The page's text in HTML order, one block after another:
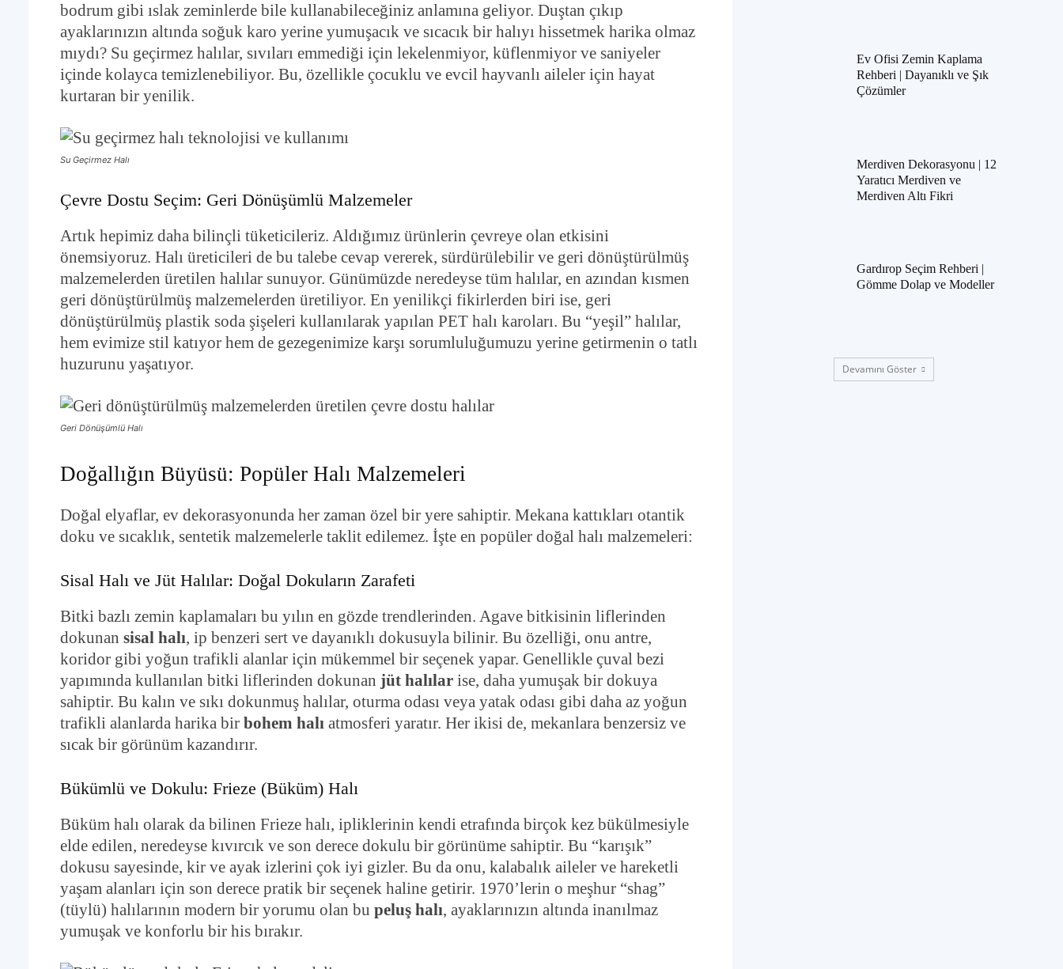
bodrum gibi ıslak zeminlerde bile kullanabileceğiniz anlamına geliyor. Duştan çıkıp
ayaklarınızın altında soğuk karo yerine yumuşacık ve sıcacık bir halıyı hissetmek harika olmaz
mıydı? Su geçirmez halılar, sıvıları emmediği için lekelenmiyor, küflenmiyor ve saniyeler
içinde kolayca temizlenebiliyor. Bu, özellikle çocuklu ve evcil hayvanlı aileler için hayat
kurtaran bir yenilik.
Su Geçirmez Halı
Çevre Dostu Seçim: Geri Dönüşümlü Malzemeler
Artık hepimiz daha bilinçli tüketicileriz. Aldığımız ürünlerin çevreye olan etkisini
önemsiyoruz. Halı üreticileri de bu talebe cevap vererek, sürdürülebilir ve geri dönüştürülmüş
malzemelerden üretilen halılar sunuyor. Günümüzde neredeyse tüm halılar, en azından kısmen
geri dönüştürülmüş malzemelerden üretiliyor. En yenilikçi fikirlerden biri ise, geri
dönüştürülmüş plastik soda şişeleri kullanılarak yapılan PET halı karoları. Bu “yeşil” halılar,
hem evimize stil katıyor hem de gezegenimize karşı sorumluluğumuzu yerine getirmenin o tatlı
huzurunu yaşatıyor.
Geri Dönüşümlü Halı
Doğallığın Büyüsü: Popüler Halı Malzemeleri
Doğal elyaflar, ev dekorasyonunda her zaman özel bir yere sahiptir. Mekana kattıkları otantik
doku ve sıcaklık, sentetik malzemelerle taklit edilemez. İşte en popüler doğal halı malzemeleri:
Sisal Halı ve Jüt Halılar: Doğal Dokuların Zarafeti
Bitki bazlı zemin kaplamaları bu yılın en gözde trendlerinden. Agave bitkisinin liflerinden
dokunan sisal halı, ip benzeri sert ve dayanıklı dokusuyla bilinir. Bu özelliği, onu antre,
koridor gibi yoğun trafikli alanlar için mükemmel bir seçenek yapar. Genellikle çuval bezi
yapımında kullanılan bitki liflerinden dokunan jüt halılar ise, daha yumuşak bir dokuya
sahiptir. Bu kalın ve sıkı dokunmuş halılar, oturma odası veya yatak odası gibi daha az yoğun
trafikli alanlarda harika bir bohem halı atmosferi yaratır. Her ikisi de, mekanlara benzersiz ve
sıcak bir görünüm kazandırır.
Bükümlü ve Dokulu: Frieze (Büküm) Halı
Büküm halı olarak da bilinen Frieze halı, ipliklerinin kendi etrafında birçok kez bükülmesiyle
elde edilen, neredeyse kıvırcık ve son derece dokulu bir görünüme sahiptir. Bu “karışık”
dokusu sayesinde, kir ve ayak izlerini çok iyi gizler. Bu da onu, kalabalık aileler ve hareketli
yaşam alanları için son derece pratik bir seçenek haline getirir. 1970’lerin o meşhur “shag”
(tüylü) halılarının modern bir yorumu olan bu peluş halı, ayaklarınızın altında inanılmaz
yumuşak ve konforlu bir his bırakır.
Ev Ofisi Zemin Kaplama
Rehberi | Dayanıklı ve Şık
Çözümler
Merdiven Dekorasyonu | 12
Yaratıcı Merdiven ve
Merdiven Altı Fikri
Gardırop Seçim Rehberi |
Gömme Dolap ve Modeller
Devamını Göster